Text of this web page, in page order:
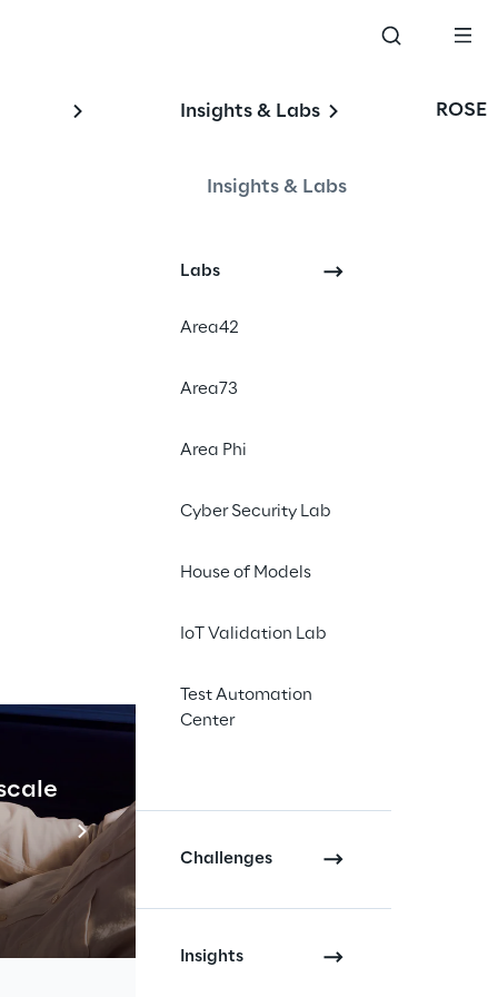
Insights & Labs
Insights & Labs
Labs
Area42
Area73
Area Phi
Cyber Security Lab
House of Models
IoT Validation Lab
Test Automation
Center
Challenges
Insights
ROSE
della supply chain globale,
e nelle calzature sportive,
Reply. Il primo traguardo